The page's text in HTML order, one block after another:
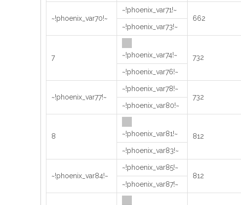
~!phoenix_var70!~
~!phoenix_var71!~
662
~!phoenix_var73!~
7 ~!phoenix_var74!~ 732
~!phoenix_var76!~
~!phoenix_var77!~
~!phoenix_var78!~
732
~!phoenix_var80!~
8 ~!phoenix_var81!~ 812
~!phoenix_var83!~
~!phoenix_var84!~
~!phoenix_var85!~
812
~!phoenix_var87!~